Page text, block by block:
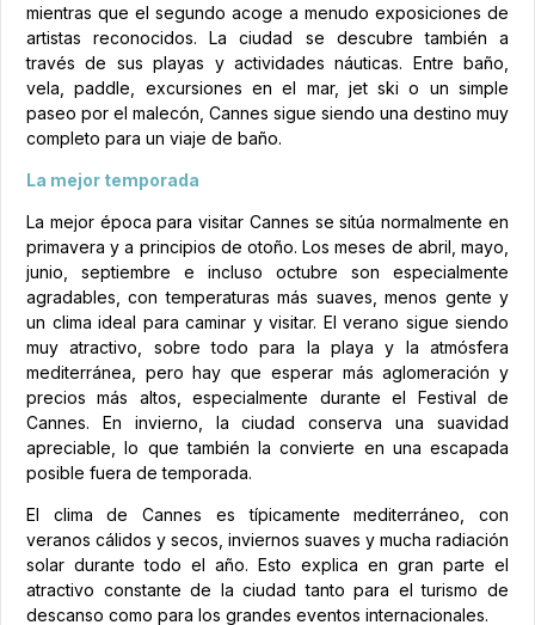
mientras que el segundo acoge a menudo exposiciones de
artistas reconocidos. La ciudad se descubre también a
través de sus playas y actividades náuticas. Entre baño,
vela, paddle, excursiones en el mar, jet ski o un simple
paseo por el malecón, Cannes sigue siendo una destino muy
completo para un viaje de baño.
La mejor temporada
La mejor época para visitar Cannes se sitúa normalmente en
primavera y a principios de otoño. Los meses de abril, mayo,
junio, septiembre e incluso octubre son especialmente
agradables, con temperaturas más suaves, menos gente y
un clima ideal para caminar y visitar. El verano sigue siendo
muy atractivo, sobre todo para la playa y la atmósfera
mediterránea, pero hay que esperar más aglomeración y
precios más altos, especialmente durante el Festival de
Cannes. En invierno, la ciudad conserva una suavidad
apreciable, lo que también la convierte en una escapada
posible fuera de temporada.
El clima de Cannes es típicamente mediterráneo, con
veranos cálidos y secos, inviernos suaves y mucha radiación
solar durante todo el año. Esto explica en gran parte el
atractivo constante de la ciudad tanto para el turismo de
descanso como para los grandes eventos internacionales.